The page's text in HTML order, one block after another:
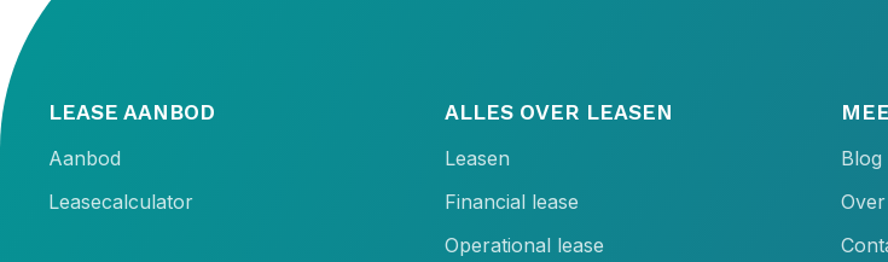
LEASE AANBOD
Aanbod
Leasecalculator
ALLES OVER LEASEN
Leasen
Financial lease
Operational lease
Blog